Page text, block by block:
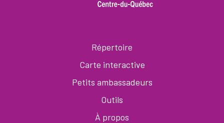
Répertoire
Carte interactive
Petits ambassadeurs
Outils
À propos